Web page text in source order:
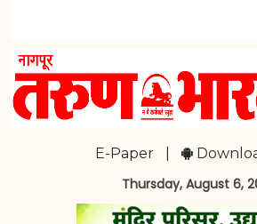
E-Paper
Thursday, August 6,